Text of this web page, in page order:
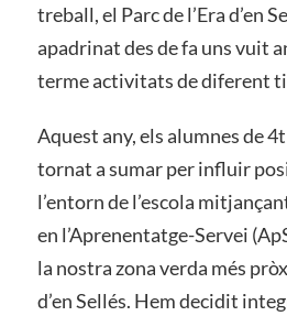
treball, el Parc de l’Era d’en
apadrinat des de fa uns vuit
terme activitats de diferent
Aquest any, els alumnes de
tornat a sumar per influir
l’entorn de l’escola
en l’Aprenentatge-Servei
la nostra zona verda més
d’en Sellés. Hem decidit